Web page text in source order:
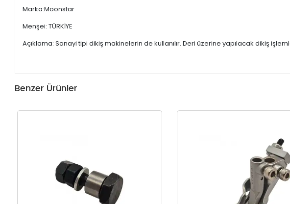
Marka:Moonstar
Menşei: TÜRKİYE
Açıklama: Sanayi tipi dikiş makinelerin de kullanılır. Deri üzerine yapılacak dikiş
Benzer Ürünler